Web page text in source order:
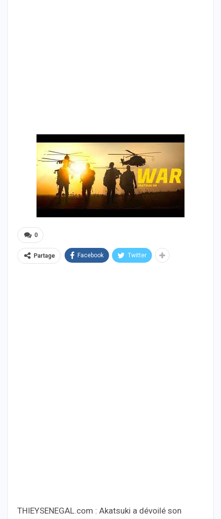
0
Partage Facebook Twitter
THIEYSENEGAL.com : Akatsuki a dévoilé son